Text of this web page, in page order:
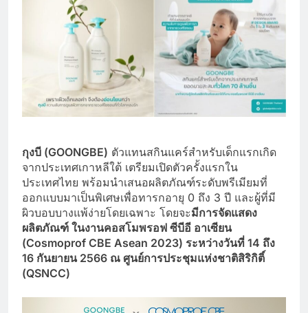
กุงบี (GOONGBE) ตัวแทนสกินแคร์สำหรับเด็กแรกเกิด
จากประเทศเกาหลีใต้ เตรียมเปิดตัวครั้งแรกใน
ประเทศไทย พร้อมนำเสนอผลิตภัณฑ์ระดับพรีเมียมที่
ออกแบบมาเป็นพิเศษเพื่อทารกอายุ 0 ถึง 3 ปี และผู้ที่มี
ผิวบอบบางแพ้ง่ายโดยเฉพาะ โดยจะมีการจัดแสดง
ผลิตภัณฑ์ ในงานคอสโมพรอฟ ซีบีอี อาเซียน
(Cosmoprof CBE Asean 2023) ระหว่างวันที่ 14 ถึง
16 กันยายน 2566 ณ ศูนย์การประชุมแห่งชาติสิริกิติ์
(QSNCC)